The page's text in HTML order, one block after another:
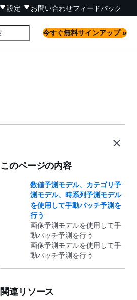
設定 お問い合わせフィードバック
今すぐ無料サインアップ »
このページの内容
数値予測モデル、カテゴリ予
測モデル、時系列予測モデル
を使用して手動バッチ予測を
行う
画像予測モデルを使用して手
動バッチ予測を行う
画像予測モデルを使用して手
動バッチ予測を行う
関連リソース